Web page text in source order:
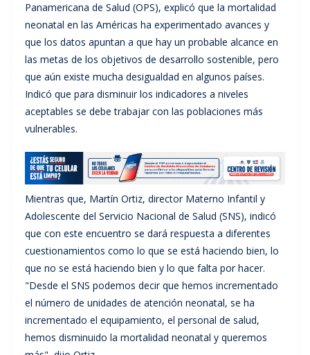
Panamericana de Salud (OPS), explicó que la mortalidad
neonatal en las Américas ha experimentado avances y
que los datos apuntan a que hay un probable alcance en
las metas de los objetivos de desarrollo sostenible, pero
que aún existe mucha desigualdad en algunos países.
Indicó que para disminuir los indicadores a niveles
aceptables se debe trabajar con las poblaciones más
vulnerables.
Mientras que, Martín Ortiz, director Materno Infantil y
Adolescente del Servicio Nacional de Salud (SNS), indicó
que con este encuentro se dará respuesta a diferentes
cuestionamientos como lo que se está haciendo bien, lo
que no se está haciendo bien y lo que falta por hacer.
"Desde el SNS podemos decir que hemos incrementado
el número de unidades de atención neonatal, se ha
incrementado el equipamiento, el personal de salud,
hemos disminuido la mortalidad neonatal y queremos